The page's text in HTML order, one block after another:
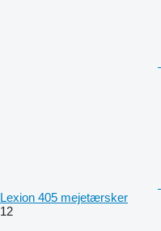
Lexion 405 mejetærsker
12